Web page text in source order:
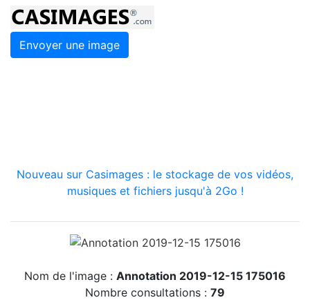
Envoyer une image
Nouveau sur Casimages : le stockage de vos vidéos,
musiques et fichiers jusqu'à 2Go !
Nom de l'image : Annotation 2019-12-15 175016
Nombre consultations : 79